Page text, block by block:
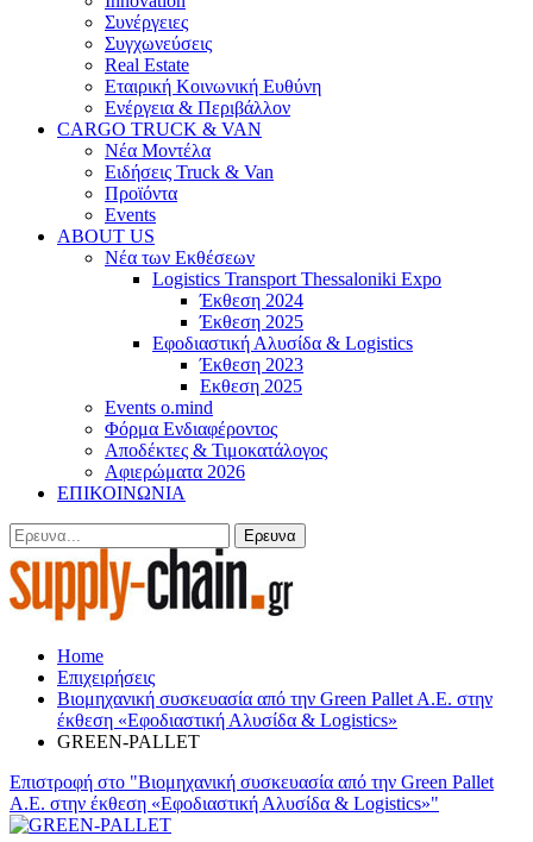
Συνέργειες
Συγχωνεύσεις
Real Estate
Εταιρική Κοινωνική Ευθύνη
Ενέργεια & Περιβάλλον
CARGO TRUCK & VAN
Νέα Μοντέλα
Ειδήσεις Truck & Van
Προϊόντα
Events
ABOUT US
Νέα των Εκθέσεων
Logistics Transport Thessaloniki Expo
Έκθεση 2024
Έκθεση 2025
Εφοδιαστική Αλυσίδα & Logistics
Έκθεση 2023
Εκθεση 2025
Events o.mind
Φόρμα Ενδιαφέροντος
Αποδέκτες & Τιμοκατάλογος
Αφιερώματα 2026
ΕΠΙΚΟΙΝΩΝΙΑ
Home
Επιχειρήσεις
Βιομηχανική συσκευασία από την Green Pallet A.E. στην
έκθεση «Εφοδιαστική Αλυσίδα & Logistics»
GREEN-PALLET
Επιστροφή στο "Βιομηχανική συσκευασία από την Green Pallet
A.E. στην έκθεση «Εφοδιαστική Αλυσίδα & Logistics»"